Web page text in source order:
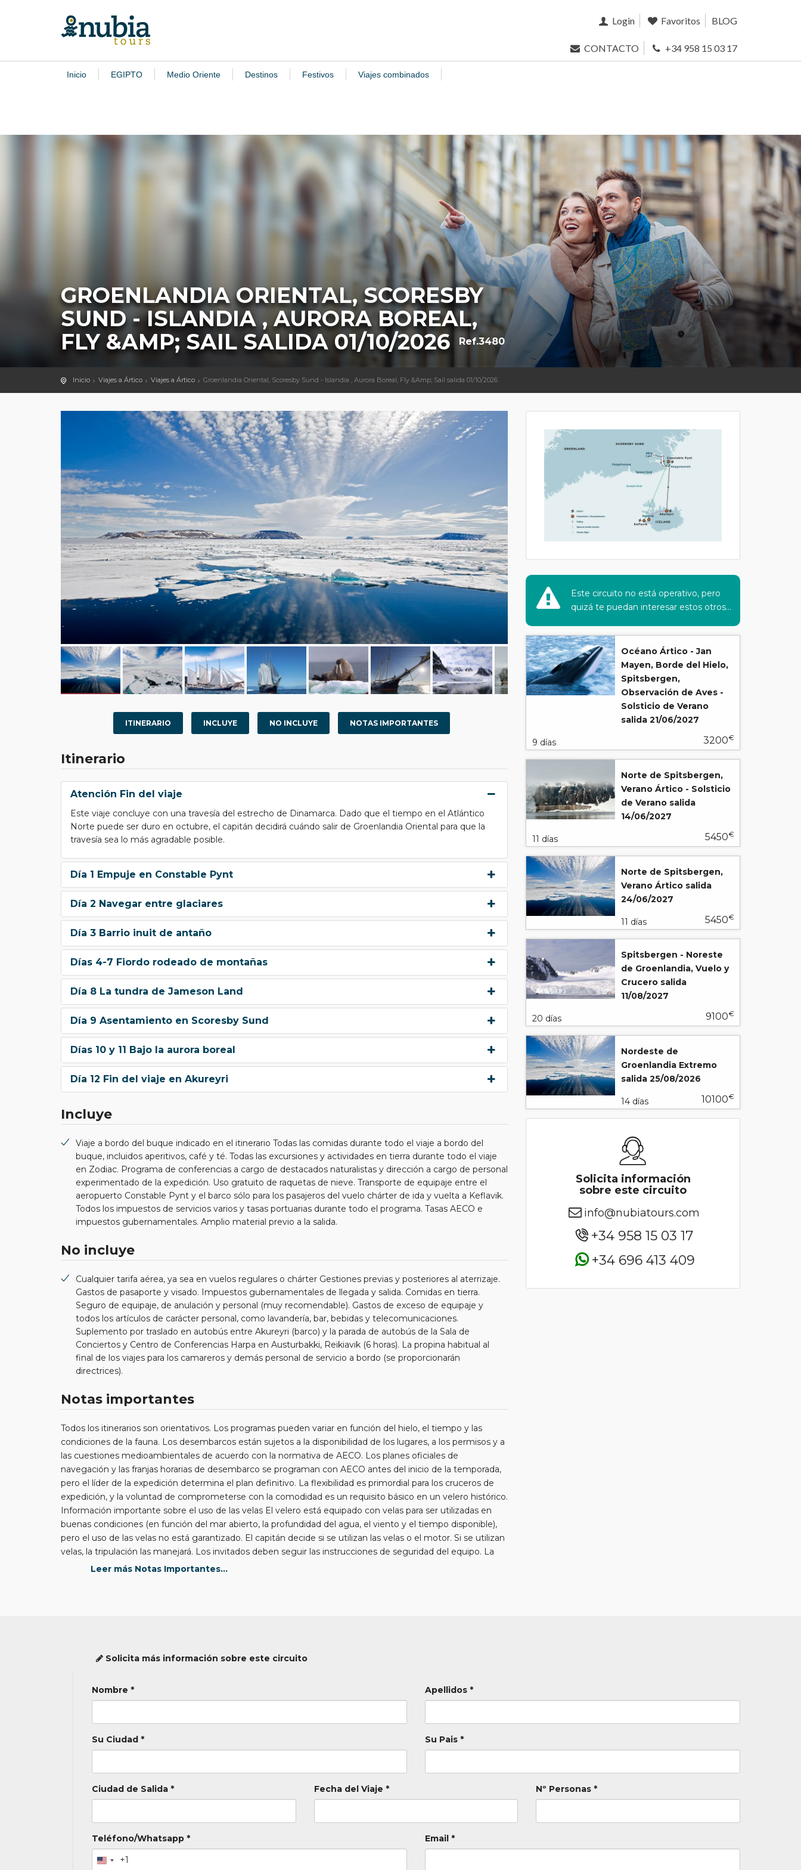
Login Favoritos BLOG
CONTACTO +34 958 15 03 17
Inicio EGIPTO Medio Oriente Destinos Festivos Viajes combinados
GROENLANDIA ORIENTAL, SCORESBY
SUND - ISLANDIA , AURORA BOREAL,
FLY &AMP; SAIL SALIDA 01/10/2026
Ref.3480
Inicio Viajes a Ártico Viajes a Ártico Groenlandia Oriental, Scoresby Sund - Islandia , Aurora Boreal, Fly &Amp; Sail salida 01/10/2026
ITINERARIO INCLUYE NO INCLUYE NOTAS IMPORTANTES
Itinerario
Atención Fin del viaje
Este viaje concluye con una travesía del estrecho de Dinamarca. Dado que el tiempo en el Atlántico
Norte puede ser duro en octubre, el capitán decidirá cuándo salir de Groenlandia Oriental para que la
travesía sea lo más agradable posible.
Día 1 Empuje en Constable Pynt
Día 2 Navegar entre glaciares
Día 3 Barrio inuit de antaño
Días 4-7 Fiordo rodeado de montañas
Día 8 La tundra de Jameson Land
Día 9 Asentamiento en Scoresby Sund
Días 10 y 11 Bajo la aurora boreal
Día 12 Fin del viaje en Akureyri
Incluye
Viaje a bordo del buque indicado en el itinerario Todas las comidas durante todo el viaje a bordo del
buque, incluidos aperitivos, café y té. Todas las excursiones y actividades en tierra durante todo el viaje
en Zodiac. Programa de conferencias a cargo de destacados naturalistas y dirección a cargo de personal
experimentado de la expedición. Uso gratuito de raquetas de nieve. Transporte de equipaje entre el
aeropuerto Constable Pynt y el barco sólo para los pasajeros del vuelo chárter de ida y vuelta a Keflavik.
Todos los impuestos de servicios varios y tasas portuarias durante todo el programa. Tasas AECO e
impuestos gubernamentales. Amplio material previo a la salida.
No incluye
Cualquier tarifa aérea, ya sea en vuelos regulares o chárter Gestiones previas y posteriores al aterrizaje.
Gastos de pasaporte y visado. Impuestos gubernamentales de llegada y salida. Comidas en tierra.
Seguro de equipaje, de anulación y personal (muy recomendable). Gastos de exceso de equipaje y
todos los artículos de carácter personal, como lavandería, bar, bebidas y telecomunicaciones.
Suplemento por traslado en autobús entre Akureyri (barco) y la parada de autobús de la Sala de
Conciertos y Centro de Conferencias Harpa en Austurbakki, Reikiavik (6 horas). La propina habitual al
final de los viajes para los camareros y demás personal de servicio a bordo (se proporcionarán
directrices).
Notas importantes
Todos los itinerarios son orientativos. Los programas pueden variar en función del hielo, el tiempo y las
condiciones de la fauna. Los desembarcos están sujetos a la disponibilidad de los lugares, a los permisos y a
las cuestiones medioambientales de acuerdo con la normativa de AECO. Los planes oficiales de
navegación y las franjas horarias de desembarco se programan con AECO antes del inicio de la temporada,
pero el líder de la expedición determina el plan definitivo. La flexibilidad es primordial para los cruceros de
expedición, y la voluntad de comprometerse con la comodidad es un requisito básico en un velero histórico.
Información importante sobre el uso de las velas El velero está equipado con velas para ser utilizadas en
buenas condiciones (en función del mar abierto, la profundidad del agua, el viento y el tiempo disponible),
pero el uso de las velas no está garantizado. El capitán decide si se utilizan las velas o el motor. Si se utilizan
velas, la tripulación las manejará. Los invitados deben seguir las instrucciones de seguridad del equipo. La
velocidad media de crucero del s/v Rembrandt van Rijn es de 6,5 nudos.
Leer más Notas Importantes...
Este circuito no está operativo, pero
quizá te puedan interesar estos otros...
Océano Ártico - Jan
Mayen, Borde del Hielo,
Spitsbergen,
Observación de Aves -
Solsticio de Verano
salida 21/06/2027
9 días 3200€
Norte de Spitsbergen,
Verano Ártico - Solsticio
de Verano salida
14/06/2027
11 días 5450€
Norte de Spitsbergen,
Verano Ártico salida
24/06/2027
11 días 5450€
Spitsbergen - Noreste
de Groenlandia, Vuelo y
Crucero salida
11/08/2027
20 días 9100€
Nordeste de
Groenlandia Extremo
salida 25/08/2026
14 días 10100€
Solicita información
sobre este circuito
info@nubiatours.com
+34 958 15 03 17
+34 696 413 409
Solicita más información sobre este circuito
Nombre * Apellidos *
Su Ciudad * Su Pais *
Ciudad de Salida * Fecha del Viaje * Nº Personas *
Teléfono/Whatsapp *
+1
Email *